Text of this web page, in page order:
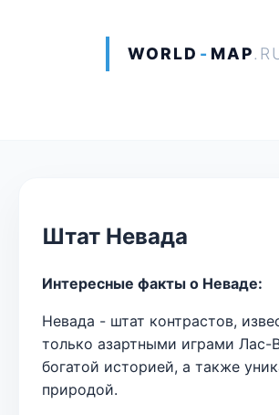
WORLD - MAP
Штат Невада
Интересные факты о Неваде:
Невада - штат контрастов,
только азартными играми Лас-
богатой историей, а также
природой.